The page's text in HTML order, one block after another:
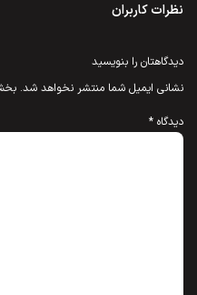
نظرات کاربران
دیدگاهتان را بنویسید
نشانی ایمیل شما منتشر نخواهد شد.
دیدگاه *